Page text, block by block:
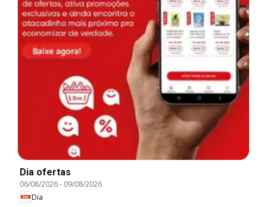
Dia ofertas
06/08/2026- 09/08/2026
Dia